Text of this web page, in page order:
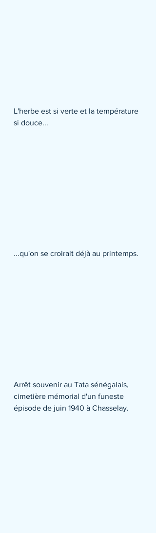
L'herbe est si verte et la température
si douce...
...qu'on se croirait déjà au printemps.
Arrêt souvenir au Tata sénégalais,
cimetière mémorial d'un funeste
épisode de juin 1940 à Chasselay.